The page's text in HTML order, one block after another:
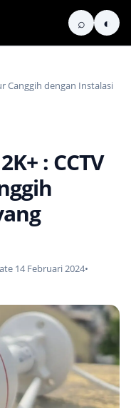
⌕ ◐
Canggih dengan Instalasi
: CCTV
14 Februari 2024•